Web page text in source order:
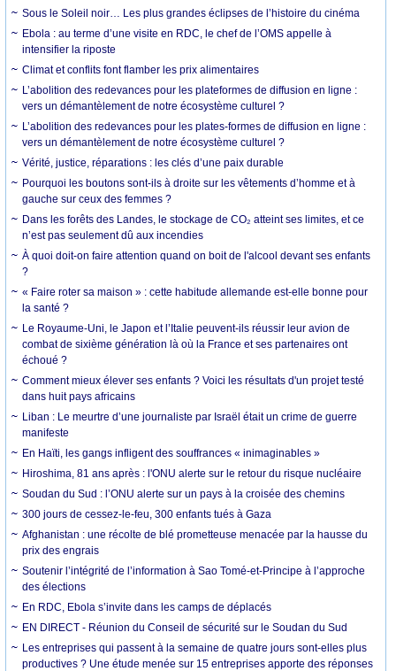
Sous le Soleil noir… Les plus grandes éclipses de l’histoire du cinéma
Ebola : au terme d’une visite en RDC, le chef de l’OMS appelle à
intensifier la riposte
Climat et conflits font flamber les prix alimentaires
L’abolition des redevances pour les plateformes de diffusion en ligne :
vers un démantèlement de notre écosystème culturel ?
L’abolition des redevances pour les plates-formes de diffusion en ligne :
vers un démantèlement de notre écosystème culturel ?
Vérité, justice, réparations : les clés d’une paix durable
Pourquoi les boutons sont-ils à droite sur les vêtements d’homme et à
gauche sur ceux des femmes ?
Dans les forêts des Landes, le stockage de CO₂ atteint ses limites, et ce
n’est pas seulement dû aux incendies
À quoi doit-on faire attention quand on boit de l'alcool devant ses enfants
?
« Faire roter sa maison » : cette habitude allemande est-elle bonne pour
la santé ?
Le Royaume-Uni, le Japon et l’Italie peuvent-ils réussir leur avion de
combat de sixième génération là où la France et ses partenaires ont
échoué ?
Comment mieux élever ses enfants ? Voici les résultats d'un projet testé
dans huit pays africains
Liban : Le meurtre d’une journaliste par Israël était un crime de guerre
manifeste
En Haïti, les gangs infligent des souffrances « inimaginables »
Hiroshima, 81 ans après : l'ONU alerte sur le retour du risque nucléaire
Soudan du Sud : l’ONU alerte sur un pays à la croisée des chemins
300 jours de cessez-le-feu, 300 enfants tués à Gaza
Afghanistan : une récolte de blé prometteuse menacée par la hausse du
prix des engrais
Soutenir l’intégrité de l’information à Sao Tomé-et-Principe à l’approche
des élections
En RDC, Ebola s’invite dans les camps de déplacés
EN DIRECT - Réunion du Conseil de sécurité sur le Soudan du Sud
Les entreprises qui passent à la semaine de quatre jours sont-elles plus
productives ? Une étude menée sur 15 entreprises apporte des réponses